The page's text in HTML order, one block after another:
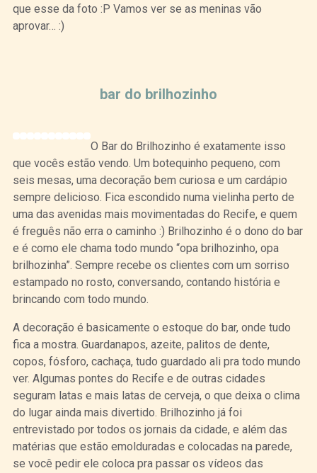
que esse da foto :P Vamos ver se as meninas vão
aprovar… :)
bar do brilhozinho
O Bar do Brilhozinho é exatamente isso
que vocês estão vendo. Um botequinho pequeno, com
seis mesas, uma decoração bem curiosa e um cardápio
sempre delicioso. Fica escondido numa vielinha perto de
uma das avenidas mais movimentadas do Recife, e quem
é freguês não erra o caminho :) Brilhozinho é o dono do bar
e é como ele chama todo mundo “opa brilhozinho, opa
brilhozinha”. Sempre recebe os clientes com um sorriso
estampado no rosto, conversando, contando história e
brincando com todo mundo.
A decoração é basicamente o estoque do bar, onde tudo
fica a mostra. Guardanapos, azeite, palitos de dente,
copos, fósforo, cachaça, tudo guardado ali pra todo mundo
ver. Algumas pontes do Recife e de outras cidades
seguram latas e mais latas de cerveja, o que deixa o clima
do lugar ainda mais divertido. Brilhozinho já foi
entrevistado por todos os jornais da cidade, e além das
matérias que estão emolduradas e colocadas na parede,
se você pedir ele coloca pra passar os vídeos das